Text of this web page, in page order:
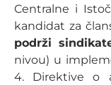
Centralne i
kandidat za
podrži
nivou) u
4. Direktive o